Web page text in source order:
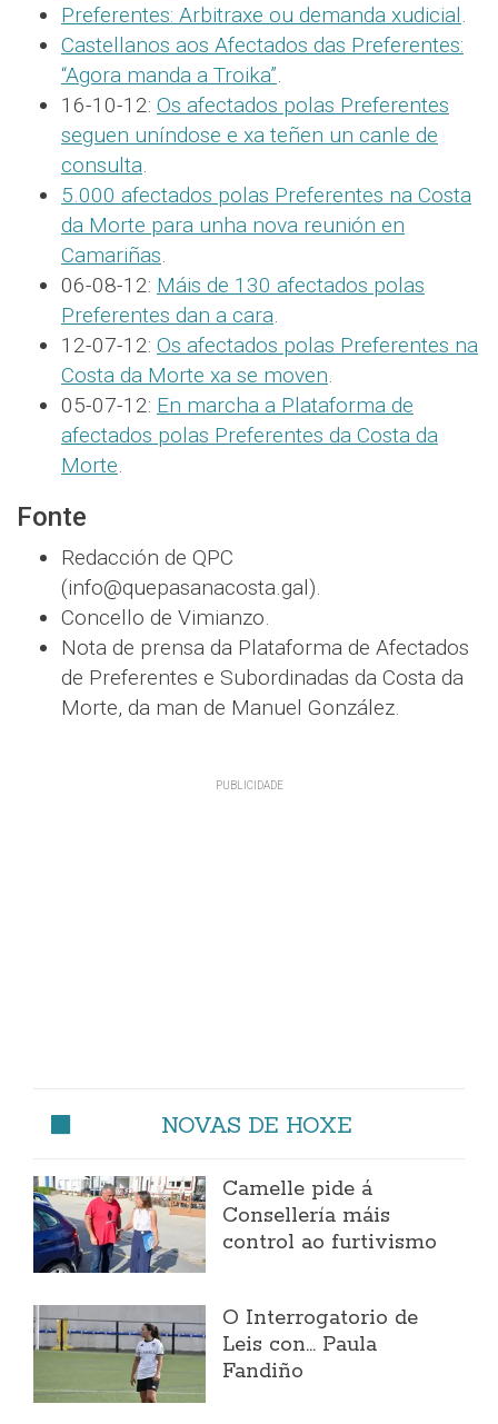
Preferentes: Arbitraxe ou demanda xudicial.
Castellanos aos Afectados das Preferentes:
“Agora manda a Troika”.
16-10-12: Os afectados polas Preferentes
seguen uníndose e xa teñen un canle de
consulta.
5.000 afectados polas Preferentes na Costa
da Morte para unha nova reunión en
Camariñas.
06-08-12: Máis de 130 afectados polas
Preferentes dan a cara.
12-07-12: Os afectados polas Preferentes na
Costa da Morte xa se moven.
05-07-12: En marcha a Plataforma de
afectados polas Preferentes da Costa da
Morte.
Fonte
Redacción de QPC
(info@quepasanacosta.gal).
Concello de Vimianzo.
Nota de prensa da Plataforma de Afectados
de Preferentes e Subordinadas da Costa da
Morte, da man de Manuel González.
NOVAS DE HOXE
Camelle pide á
Consellería máis
control ao furtivismo
O Interrogatorio de
Leis con... Paula
Fandiño